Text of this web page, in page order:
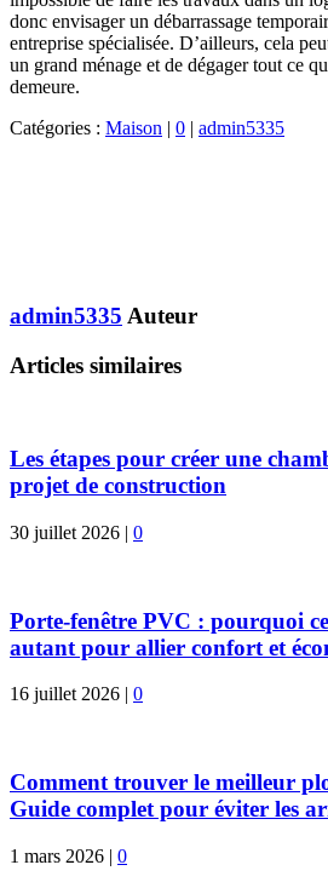
donc envisager un débarrassage
entreprise spécialisée. D’ailleurs, cela
un grand ménage et de dégager tout ce
demeure.
Catégories : Maison | 0 | admin5335
admin5335 Auteur
Articles similaires
Les étapes pour créer une
projet de construction
30 juillet 2026 | 0
Porte-fenêtre PVC : pourquoi
autant pour allier confort et
16 juillet 2026 | 0
Comment trouver le meilleur
Guide complet pour éviter les
1 mars 2026 | 0